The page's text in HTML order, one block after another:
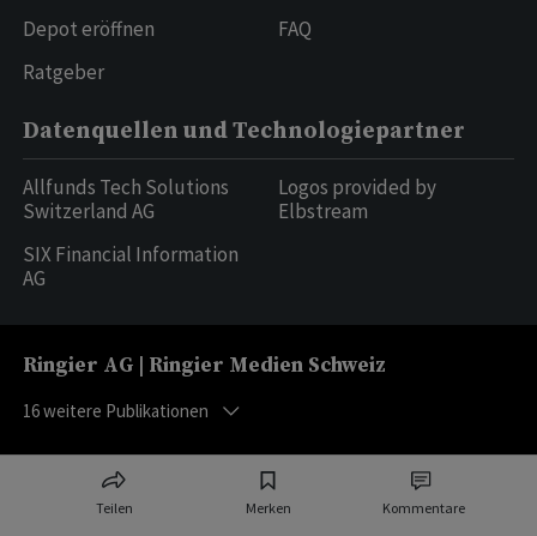
Teilen Merken Kommentare
Depot eröffnen
Ratgeber
FAQ
Datenquellen und Technologiepartner
Allfunds Tech Solutions
Switzerland AG
SIX Financial Information
AG
Logos provided by
Elbstream
Ringier AG | Ringier Medien Schweiz
16weitere Publikationen